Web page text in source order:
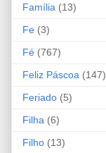
Família (13)
Fe (3)
Fé (767)
Feliz Páscoa (147)
Feriado (5)
Filha (6)
Filho (13)